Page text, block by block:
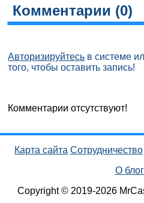
Комментарии (0)
Авторизируйтесь в системе
того, чтобы оставить запись!
Комментарии отсутствуют!
Карта сайта Сотрудничество
О
Copyright © 2019-2026